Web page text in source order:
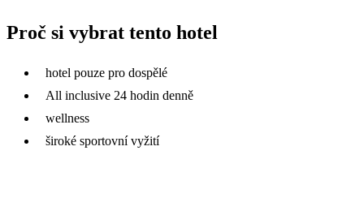
89 899
Proč si vybrat tento hotel
hotel pouze pro dospělé
All inclusive 24 hodin denně
wellness
široké sportovní vyžití